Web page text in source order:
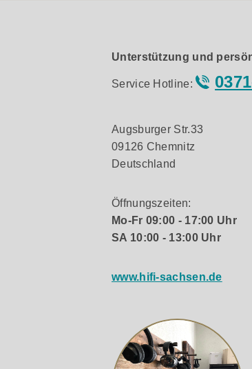
Unterstützung und
Service Hotline:
Augsburger Str.33
09126 Chemnitz
Deutschland
Öffnungszeiten:
Mo-Fr 09:00 - 17:00 Uhr
SA 10:00 - 13:00 Uhr
www.hifi-sachsen.de